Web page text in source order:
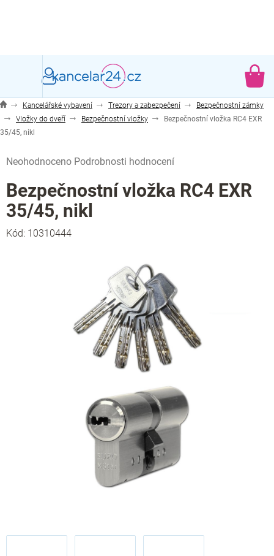
Kancelářské vybavení Trezory a zabezpečení
Bezpečnostní zámky
Vložky do dveří
Bezpečnostní vložky
Bezpečnostní vložka RC4 EXR
35/45, nikl
hodnocení
produktu
je
0,0
z
5
Neohodnoceno Podrobnosti hodnocení
Bezpečnostní vložka RC4 EXR
35/45, nikl
Kód: 10310444